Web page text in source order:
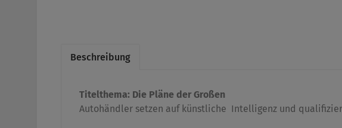
Beschreibung
Titelthema: Die Pläne der Großen
Autohändler setzen auf künstliche Intelligenz und